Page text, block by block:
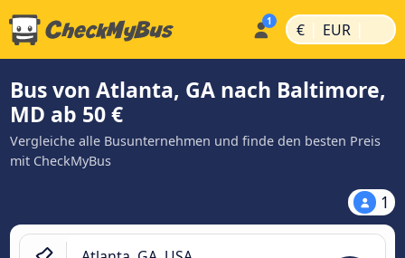
€ | EUR |
Bus von Atlanta, GA nach Baltimore,
MD ab 50 €
Vergleiche alle Busunternehmen und finde den besten Preis
mit CheckMyBus
1